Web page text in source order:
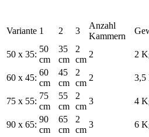
Variante 1 2 3
Anzahl
Kammern
50 x 35:
50
cm
35
cm
2
cm
2 2
60 x 45:
60
cm
45
cm
2
cm
2 3,5
75 x 55:
75
cm
55
cm
2
cm
3 4
90 x 65:
90
cm
65
cm
2
cm
3 6